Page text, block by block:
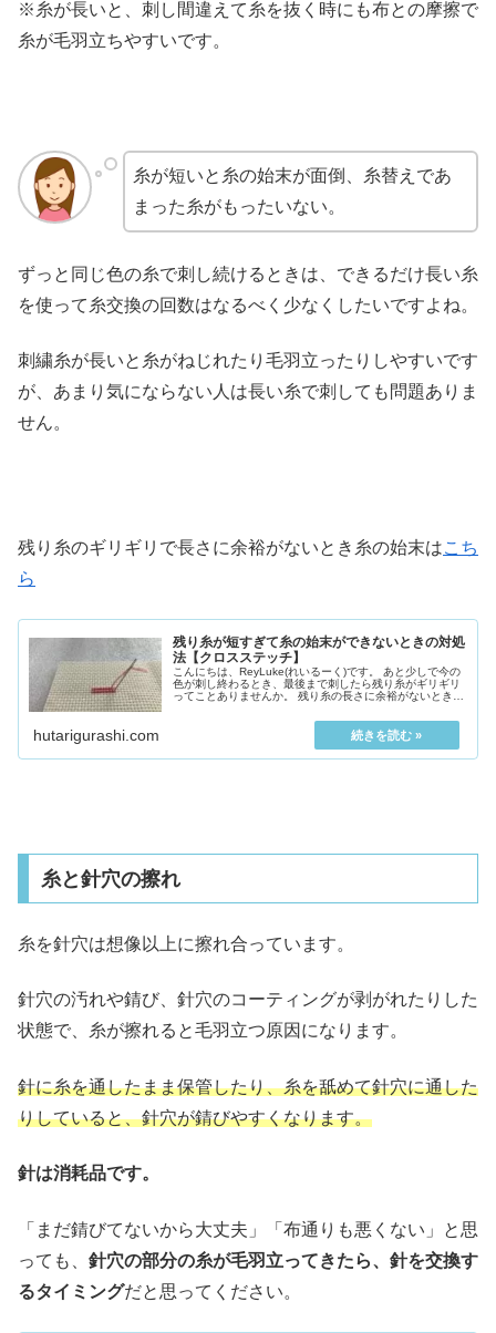
※糸が長いと、刺し間違えて糸を抜く時にも布との摩擦で
糸が毛羽立ちやすいです。
糸が短いと糸の始末が面倒、糸替えであ
まった糸がもったいない。
ずっと同じ色の糸で刺し続けるときは、できるだけ長い糸
を使って糸交換の回数はなるべく少なくしたいですよね。
刺繍糸が長いと糸がねじれたり毛羽立ったりしやすいです
が、あまり気にならない人は長い糸で刺しても問題ありま
せん。
残り糸のギリギリで長さに余裕がないとき糸の始末はこち
ら
残り糸が短すぎて糸の始末ができないときの対処
法【クロスステッチ】
こんにちは、ReyLuke(れいるーく)です。 あと少しで今の
色が刺し終わるとき、最後まで刺したら残り糸がギリギリ
ってことありませんか。 残り糸の長さに余裕がないとき糸
hutarigurashi.com
糸と針穴の擦れ
糸を針穴は想像以上に擦れ合っています。
針穴の汚れや錆び、針穴のコーティングが剥がれたりした
状態で、糸が擦れると毛羽立つ原因になります。
針に糸を通したまま保管したり、糸を舐めて針穴に通した
りしていると、針穴が錆びやすくなります。
針は消耗品です。
「まだ錆びてないから大丈夫」「布通りも悪くない」と思
っても、 針穴の部分の糸が毛羽立ってきたら、針を交換す
るタイミングだと思ってください。